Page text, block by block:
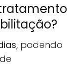
, podendo